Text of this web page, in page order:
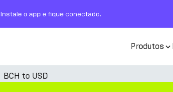
Instale o app e fique conectado.
Produtos
BCH to USD